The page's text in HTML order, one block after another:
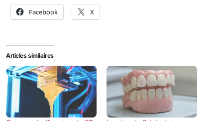
Facebook X
Articles similaires